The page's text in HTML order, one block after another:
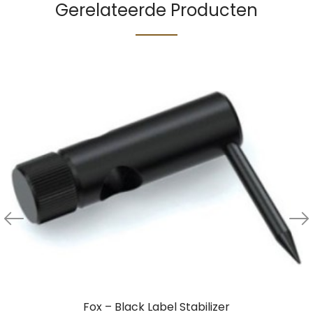
Gerelateerde Producten
Fox – Black Label Stabilizer